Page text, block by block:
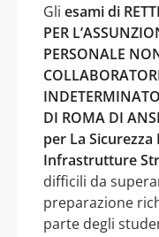
Gli esami di
PER
PERSONALE
DI ROMA DI
per La
Infrastrutture
difficili da
preparazione
parte degli